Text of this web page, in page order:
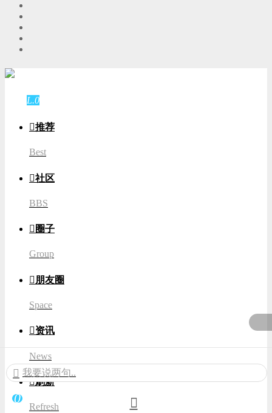
我要说两句..
0
L.0
推荐
Best
社区
BBS
 圈子
Group
 朋友圈
Space
资讯
News
刷新
Refresh